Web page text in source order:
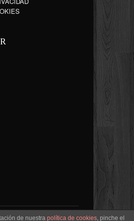
de nuestra política de cookies, pinche el